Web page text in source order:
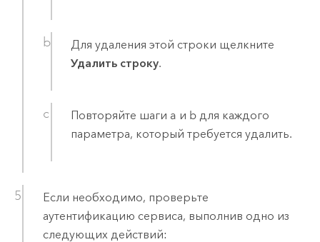
Для удаления этой строки щелкните
Удалить строку.
Повторяйте шаги a и b для каждого
параметра, который требуется удалить.
Если необходимо, проверьте
аутентификацию сервиса, выполнив одно из
следующих действий: